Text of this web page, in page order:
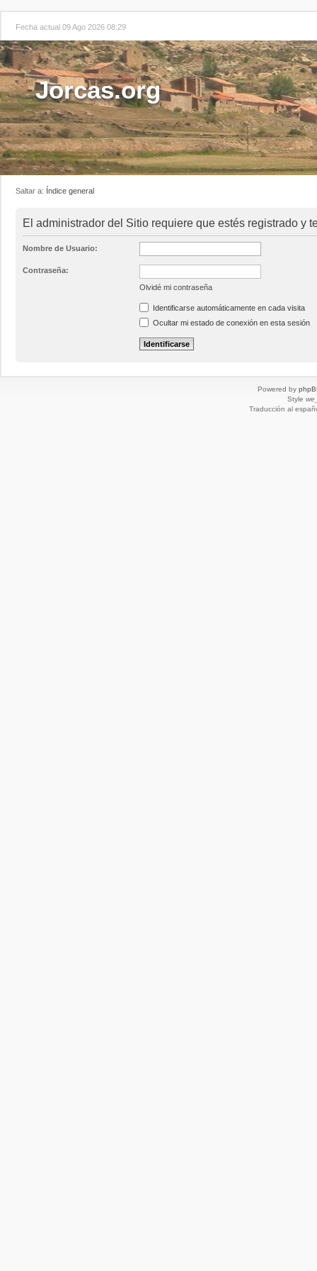
Fecha actual 09 Ago 2026 08:29
Jorcas.org
Saltar a: Índice general
El administrador del Sitio requiere que estés registrado y
Nombre de Usuario:
Contraseña:
Olvidé mi contraseña
Identificarse automáticamente en cada visita
Ocultar mi estado de conexión en esta sesión
Powered by
Style
Traducción al